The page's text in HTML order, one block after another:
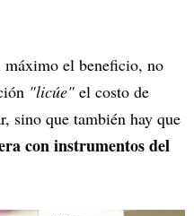
máximo el beneficio, no
"licúe" el costo de
sino que también hay que
con instrumentos del